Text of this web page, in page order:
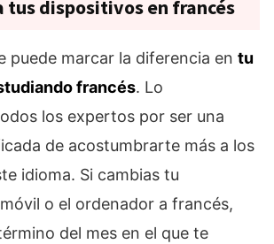
tus dispositivos en francés
puede marcar la diferencia en tu
francés. Lo
los expertos por ser una
de acostumbrarte más a los
idioma. Si cambias tu
o el ordenador a francés,
del mes en el que te